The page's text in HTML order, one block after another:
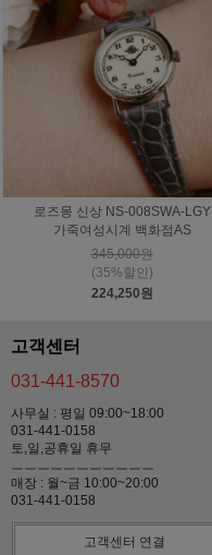
로즈몽 신상 NS-008SWA-LGY
가죽여성시계 백화점AS
345,000원
(35%할인)
224,250원
고객센터
031-441-8570
사무실 : 평일 09:00~18:00
031-441-0158
토,일,공휴일 휴무
ㅡㅡㅡㅡㅡㅡㅡㅡㅡㅡㅡ
매장 : 월~금 10:00~20:00
031-441-0158
고객센터 연결